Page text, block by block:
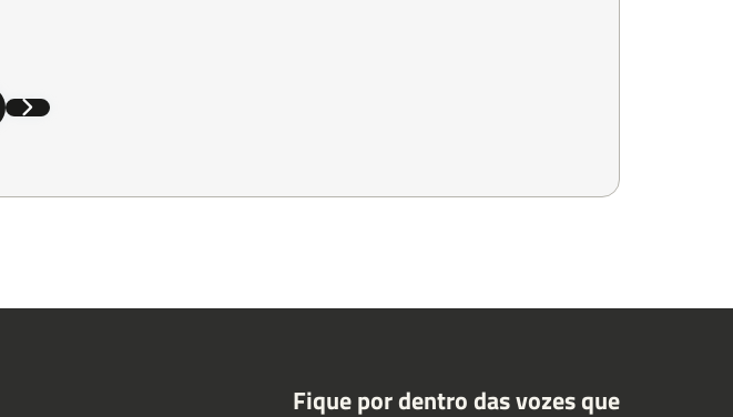
Fique por dentro das vozes que